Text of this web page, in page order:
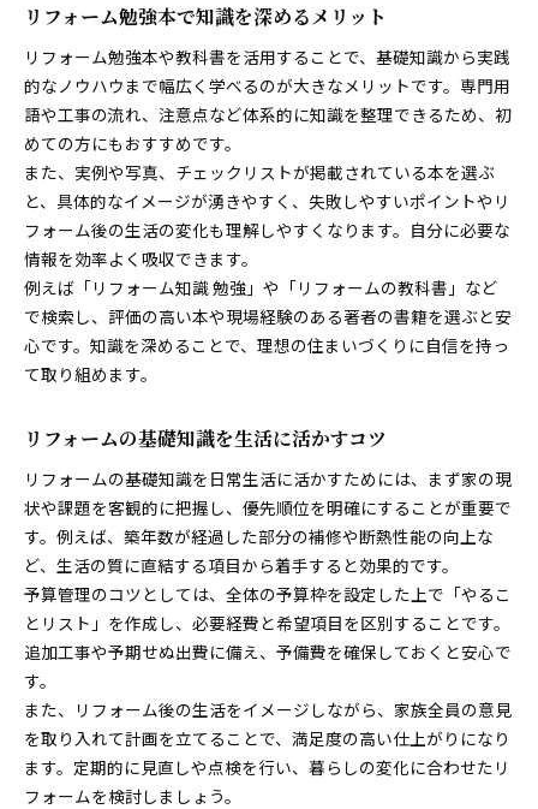
リフォーム勉強本で知識を深めるメリット
リフォーム勉強本や教科書を活用することで、基礎知識から実践
的なノウハウまで幅広く学べるのが大きなメリットです。専門用
語や工事の流れ、注意点など体系的に知識を整理できるため、初
めての方にもおすすめです。
また、実例や写真、チェックリストが掲載されている本を選ぶ
と、具体的なイメージが湧きやすく、失敗しやすいポイントやリ
フォーム後の生活の変化も理解しやすくなります。自分に必要な
情報を効率よく吸収できます。
例えば「リフォーム知識 勉強」や「リフォームの教科書」など
で検索し、評価の高い本や現場経験のある著者の書籍を選ぶと安
心です。知識を深めることで、理想の住まいづくりに自信を持っ
て取り組めます。
リフォームの基礎知識を生活に活かすコツ
リフォームの基礎知識を日常生活に活かすためには、まず家の現
状や課題を客観的に把握し、優先順位を明確にすることが重要で
す。例えば、築年数が経過した部分の補修や断熱性能の向上な
ど、生活の質に直結する項目から着手すると効果的です。
予算管理のコツとしては、全体の予算枠を設定した上で「やるこ
とリスト」を作成し、必要経費と希望項目を区別することです。
追加工事や予期せぬ出費に備え、予備費を確保しておくと安心で
す。
また、リフォーム後の生活をイメージしながら、家族全員の意見
を取り入れて計画を立てることで、満足度の高い仕上がりになり
ます。定期的に見直しや点検を行い、暮らしの変化に合わせたリ
フォームを検討しましょう。